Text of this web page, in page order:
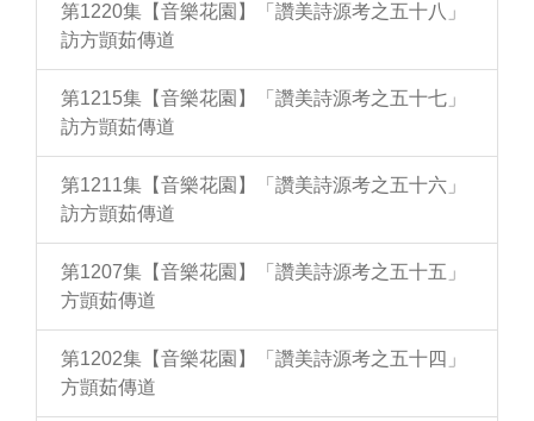
第1220集【音樂花園】「讚美詩源考之五十八」
訪方顗茹傳道
第1215集【音樂花園】「讚美詩源考之五十七」
訪方顗茹傳道
第1211集【音樂花園】「讚美詩源考之五十六」
訪方顗茹傳道
第1207集【音樂花園】「讚美詩源考之五十五」
方顗茹傳道
第1202集【音樂花園】「讚美詩源考之五十四」
方顗茹傳道